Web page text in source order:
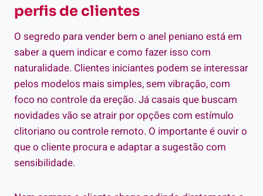
perfis de clientes
O segredo para vender bem o anel peniano está em
saber a quem indicar e como fazer isso com
naturalidade. Clientes iniciantes podem se interessar
pelos modelos mais simples, sem vibração, com
foco no controle da ereção. Já casais que buscam
novidades vão se atrair por opções com estímulo
clitoriano ou controle remoto. O importante é ouvir o
que o cliente procura e adaptar a sugestão com
sensibilidade.